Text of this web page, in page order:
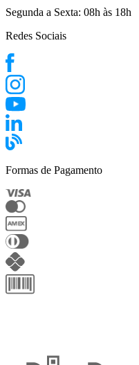
Segunda a Sexta: 08h às 18h
Redes Sociais
Formas de Pagamento